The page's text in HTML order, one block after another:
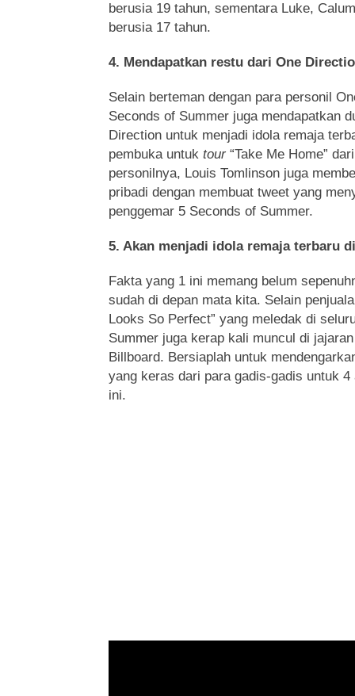
berusia 19 tahun, sementara Luke,
berusia 17 tahun.
4. Mendapatkan restu dari One
Selain berteman dengan para personil
Seconds of Summer juga mendapatkan
Direction untuk menjadi idola remaja
pembuka untuk tour “Take Me Home”
personilnya, Louis Tomlinson juga
pribadi dengan membuat tweet yang
penggemar 5 Seconds of Summer.
5. Akan menjadi idola remaja terbaru
Fakta yang 1 ini memang belum
sudah di depan mata kita. Selain
Looks So Perfect” yang meledak di
Summer juga kerap kali muncul di
Billboard. Bersiaplah untuk
yang keras dari para gadis-gadis untuk
ini.